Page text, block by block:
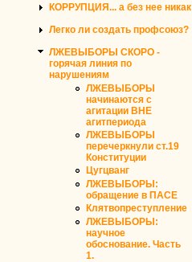
КОРРУПЦИЯ... а без нее никак
Легко ли создать профсоюз?
ЛЖЕВЫБОРЫ СКОРО -
горячая линия по
нарушениям
ЛЖЕВЫБОРЫ
начинаются с
агитации ВНЕ
агитпериода
ЛЖЕВЫБОРЫ
перечеркнули ст.19
Конституции
Цугцванг
ЛЖЕВЫБОРЫ:
обращение в ПАСЕ
Клятвопреступление
ЛЖЕВЫБОРЫ:
научное
обоснование. Часть
1.